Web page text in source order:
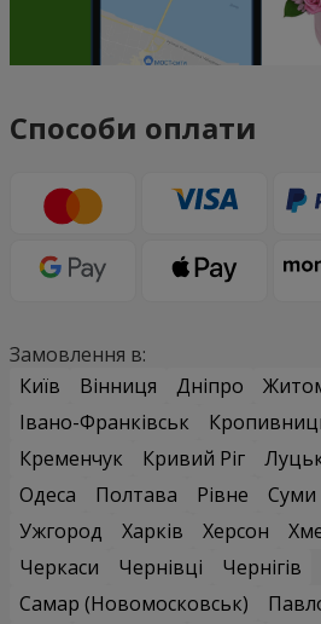
Способи оплати
Замовлення в:
Київ
Вінниця Дніпро
Івано-Франківськ
Кременчук
Кривий Ріг
Одеса
Полтава Рівне Суми
Ужгород
Харків Херсон
Черкаси
Чернівці
Чернігів
Самар (Новомосковськ)